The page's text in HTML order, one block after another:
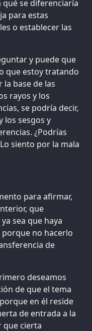
qué se diferenciaría
para estas
o establecer las
y puede que
que estoy tratando
base de las
rayos y los
se podría decir,
los sesgos y
¿Podrías
siento por la mala
para afirmar,
que
sea que haya
no hacerlo
de
deseamos
de que el tema
en él reside
de entrada a la
que cierta